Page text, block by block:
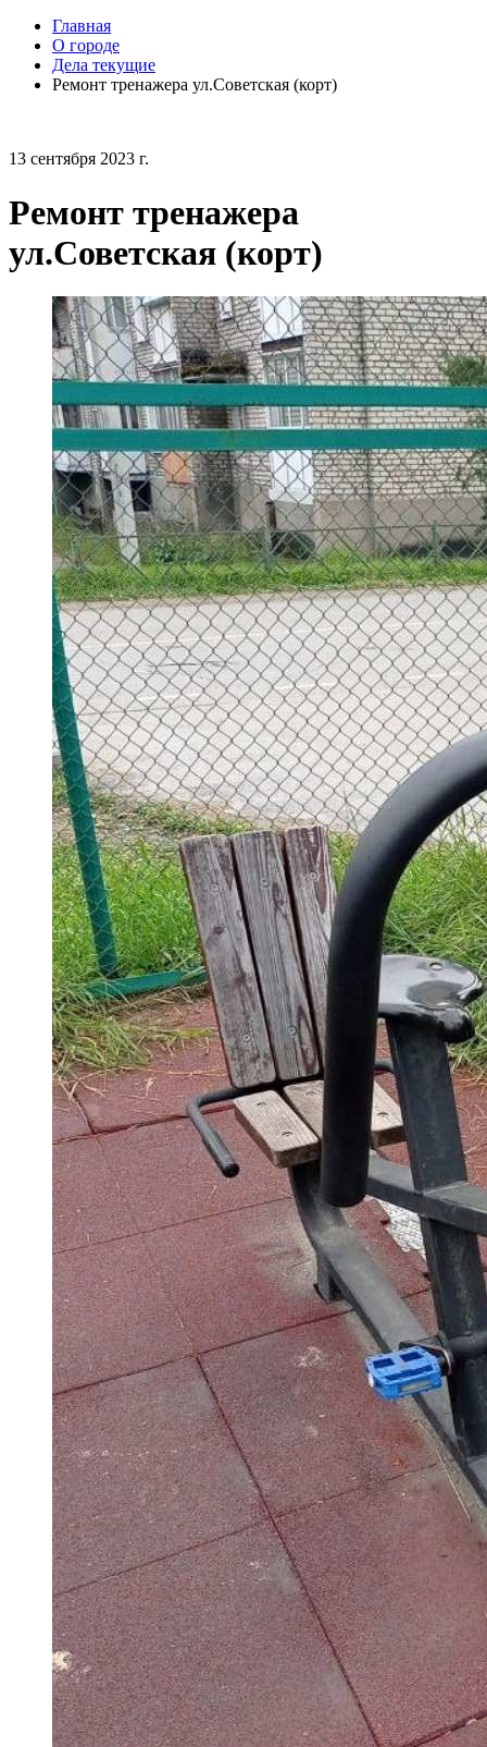
Главная
О городе
Дела текущие
Ремонт тренажера ул.Советская (корт)
13 сентября 2023 г.
Ремонт тренажера
ул.Советская (корт)